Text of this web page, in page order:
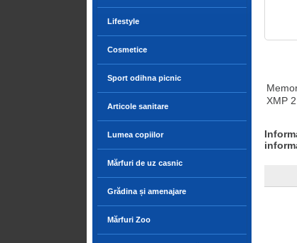
Lifestyle
Cosmetice
Sport odihna picnic
Articole sanitare
Lumea copiilor
Mărfuri de uz casnic
Grădina și amenajare
Mărfuri Zoo
XMP